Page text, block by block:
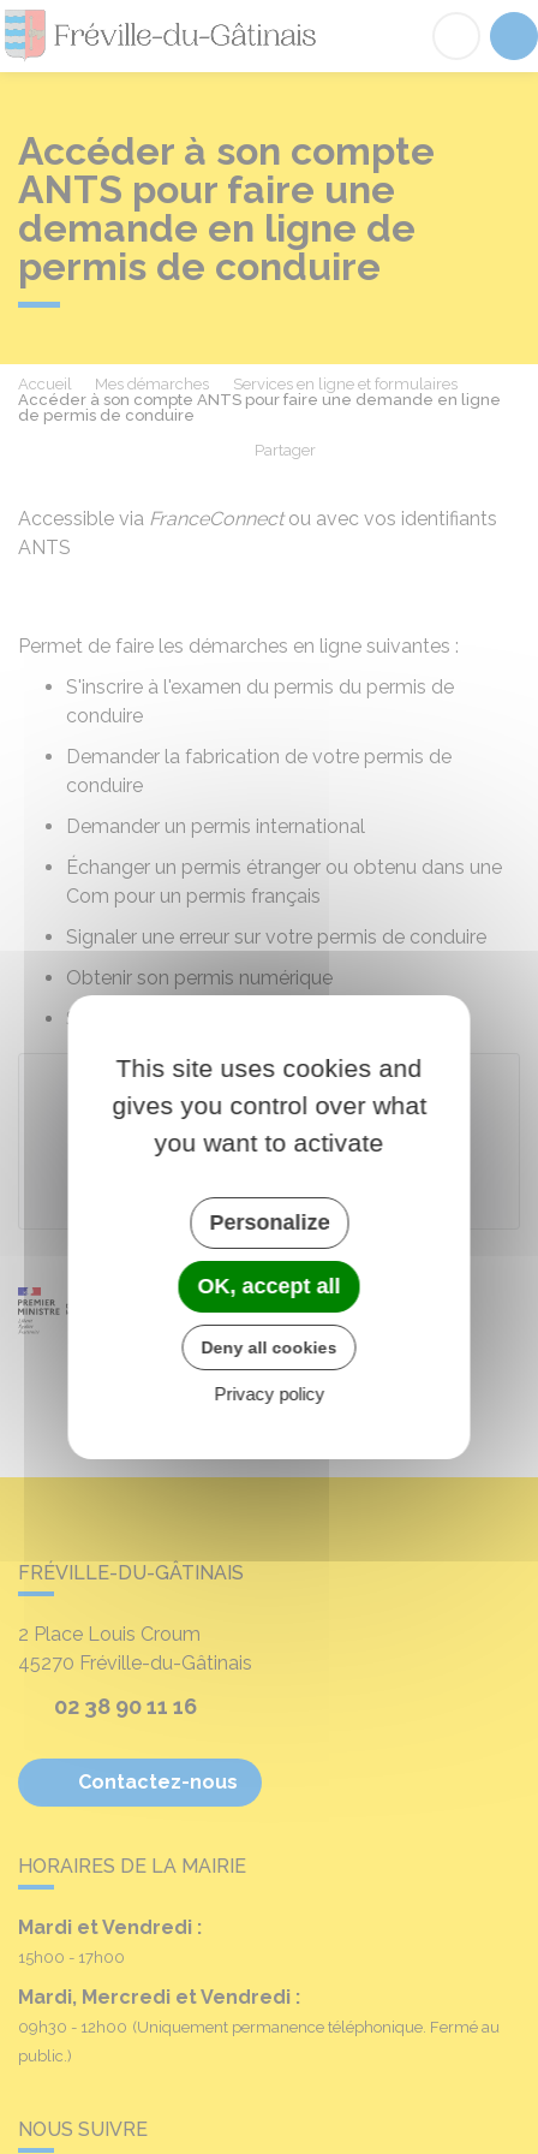
Fréville-du-
Accéder à son compte
ANTS pour faire une
demande en ligne de
permis de conduire
Accueil Mes démarches
Services en ligne et formulaires
Accéder à son compte ANTS pour faire une demande en ligne
de permis de conduire
Partager
Accessible via FranceConnectou avec vos identifiants
ANTS
Permet de faire les démarches en ligne suivantes :
S'inscrire à l'examen du permis du permis de
conduire
Demander la fabrication de votre permis de
conduire
Demander un permis international
Échanger un permis étranger ou obtenu dans une
Com pour un permis français
Signaler une erreur sur votre permis de conduire
Obtenir son permis numérique
Suivre vos démarches en ligne
Accéder au téléservice
Ministère chargé de l'intérieur
FRÉVILLE-DU-GÂTINAIS
2 Place Louis Croum
45270 Fréville-du-Gâtinais
02 38 90 11 16
Contactez-nous
HORAIRES DE LA MAIRIE
Mardi et Vendredi :
15h00 - 17h00
Mardi, Mercredi et Vendredi :
09h30 - 12h00 (Uniquement permanence téléphonique. Fermé au
public.)
NOUS SUIVRE
This site uses cookies and
gives you control over what
you want to activate
Personalize
OK, accept all
Deny all cookies
Privacy policy